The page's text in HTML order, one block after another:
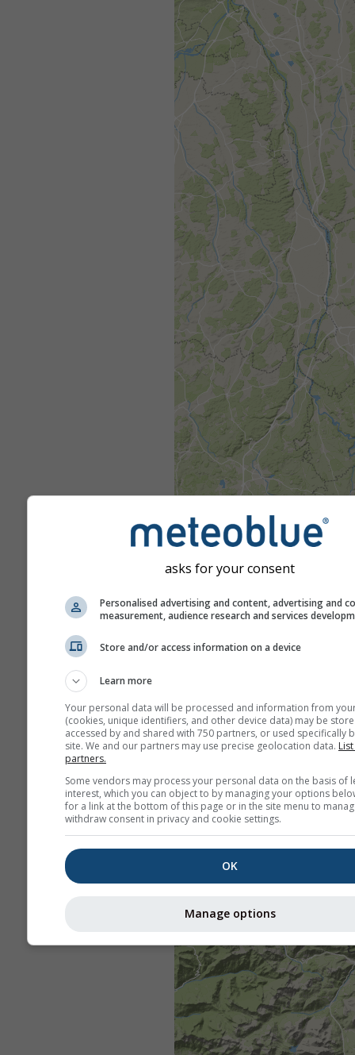
asks for your consent
Personalised advertising and content, advertising and
measurement, audience research and services
Store and/or access information on a device
Learn more
Your personal data will be processed and information from
(cookies, unique identifiers, and other device data) may be
accessed by and shared with 750 partners, or used specifically
site. We and our partners may use precise geolocation data.
partners.
Some vendors may process your personal data on the basis of
interest, which you can object to by managing your options
for a link at the bottom of this page or in the site menu to
withdraw consent in privacy and cookie settings.
OK
Manage options